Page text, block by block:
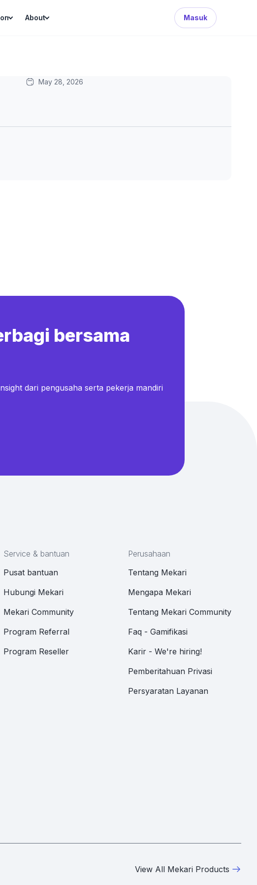
About Masuk
Search Button
May 28, 2026
bersama
dari pengusaha serta pekerja mandiri
Service & bantuan
Pusat bantuan
Hubungi Mekari
Mekari Community
Program Referral
Program Reseller
Perusahaan
Tentang Mekari
Mengapa Mekari
Tentang Mekari Community
Faq - Gamifikasi
Karir - We're hiring!
Pemberitahuan Privasi
Persyaratan Layanan
View All Mekari Products